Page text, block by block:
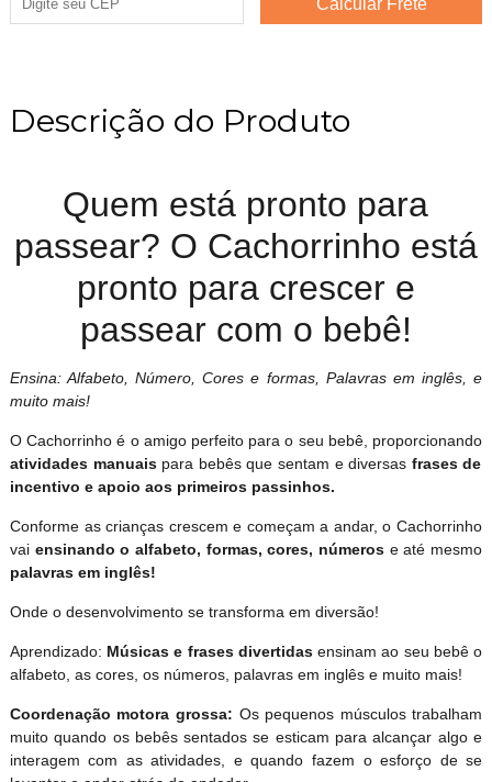
Descrição do Produto
Quem está pronto para
passear? O Cachorrinho está
pronto para crescer e
passear com o bebê!
Ensina: Alfabeto, Número, Cores e formas, Palavras em inglês, e
muito mais!
O Cachorrinho é o amigo perfeito para o seu bebê, proporcionando
atividades manuais para bebês que sentam e diversas frases de
incentivo e apoio aos primeiros passinhos.
Conforme as crianças crescem e começam a andar, o Cachorrinho
vai ensinando o alfabeto, formas, cores, números e até mesmo
palavras em inglês!
Onde o desenvolvimento se transforma em diversão!
Aprendizado: Músicas e frases divertidasensinam ao seu bebê o
alfabeto, as cores, os números, palavras em inglês e muito mais!
Coordenação motora grossa: Os pequenos músculos trabalham
muito quando os bebês sentados se esticam para alcançar algo e
interagem com as atividades, e quando fazem o esforço de se